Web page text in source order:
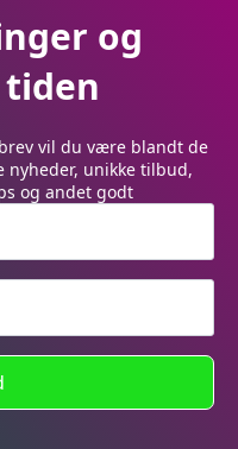
og
vil du være blandt de
nyheder, unikke tilbud,
og andet godt